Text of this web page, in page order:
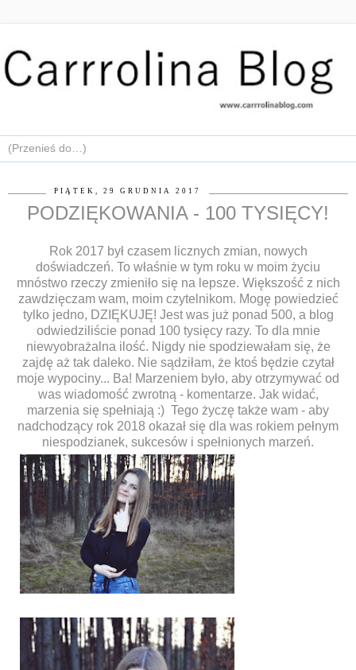
PIĄTEK, 29 GRUDNIA 2017
PODZIĘKOWANIA - 100 TYSIĘCY!
Rok 2017 był czasem licznych zmian, nowych
doświadczeń. To właśnie w tym roku w moim życiu
mnóstwo rzeczy zmieniło się na lepsze. Większość z nich
zawdzięczam wam, moim czytelnikom. Mogę powiedzieć
tylko jedno, DZIĘKUJĘ! Jest was już ponad 500, a blog
odwiedziliście ponad 100 tysięcy razy. To dla mnie
niewyobrażalna ilość. Nigdy nie spodziewałam się, że
zajdę aż tak daleko. Nie sądziłam, że ktoś będzie czytał
moje wypociny... Ba! Marzeniem było, aby otrzymywać od
was wiadomość zwrotną - komentarze. Jak widać,
marzenia się spełniają :) Tego życzę także wam - aby
nadchodzący rok 2018 okazał się dla was rokiem pełnym
niespodzianek, sukcesów i spełnionych marzeń.